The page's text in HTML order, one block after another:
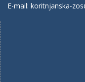
E-mail: koritnjanska-